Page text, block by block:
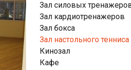
Зал силовых
Зал кардиотренажеров
Зал бокса
Зал настольного тенниса
Кинозал
Кафе